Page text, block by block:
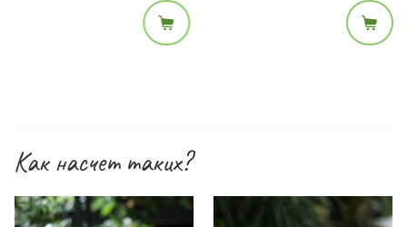
Как насчет таких?